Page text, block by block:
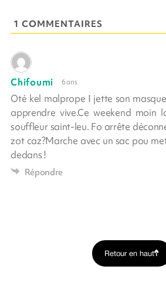
1 COMMENTAIRES
Chifoumi 6 ans
Oté kel malprope I jette son
apprendre vive.Ce weekend
souffleur saint-leu. Fo arrête
zot caz?Marche avec un sac pou
dedans !
Répondre
Retour en haut